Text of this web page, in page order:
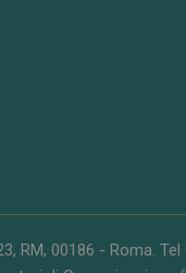
RM, 00186 - Roma. Tel